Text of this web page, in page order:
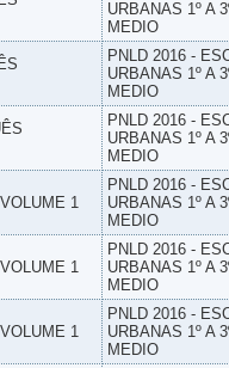
URBANAS 1º A
MEDIO
PNLD 2016 -
URBANAS 1º A
MEDIO
PNLD 2016 -
URBANAS 1º A
MEDIO
1
PNLD 2016 -
URBANAS 1º A
MEDIO
1
PNLD 2016 -
URBANAS 1º A
MEDIO
1
PNLD 2016 -
URBANAS 1º A
MEDIO